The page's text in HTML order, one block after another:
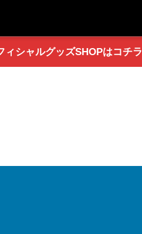
ィシャルグッズSHOPはコチラ